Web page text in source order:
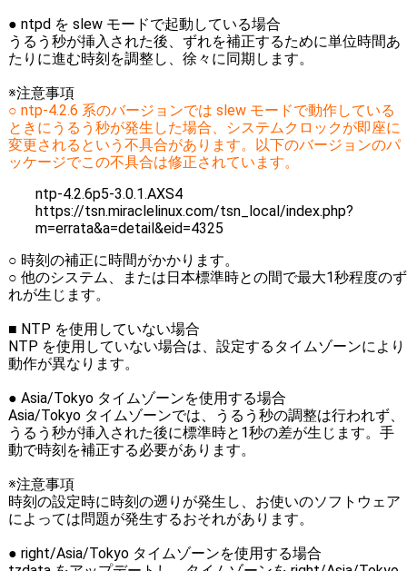
● ntpd を slew モードで起動している場合
うるう秒が挿入された後、ずれを補正するために単位時間あ
たりに進む時刻を調整し、徐々に同期します。
※注意事項
○ ntp-4.2.6 系のバージョンでは slew モードで動作している
ときにうるう秒が発生した場合、システムクロックが即座に
変更されるという不具合があります。以下のバージョンのパ
ッケージでこの不具合は修正されています。
ntp-4.2.6p5-3.0.1.AXS4
https://tsn.miraclelinux.com/tsn_local/index.php?
m=errata&a=detail&eid=4325
○ 時刻の補正に時間がかかります。
○ 他のシステム、または日本標準時との間で最大1秒程度のず
れが生じます。
■ NTP を使用していない場合
NTP を使用していない場合は、設定するタイムゾーンにより
動作が異なります。
● Asia/Tokyo タイムゾーンを使用する場合
Asia/Tokyo タイムゾーンでは、うるう秒の調整は行われず、
うるう秒が挿入された後に標準時と1秒の差が生じます。手
動で時刻を補正する必要があります。
※注意事項
時刻の設定時に時刻の遡りが発生し、お使いのソフトウェア
によっては問題が発生するおそれがあります。
● right/Asia/Tokyo タイムゾーンを使用する場合